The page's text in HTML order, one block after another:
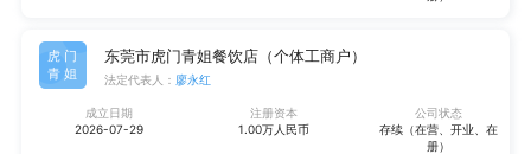
虎门
青姐
东莞市虎门青姐餐饮店（个体工商户）
法定代表人： 廖永红
成立日期
2026-07-29
注册资本
1.00万人民币
公司状态
存续（在营、开业、在
册）